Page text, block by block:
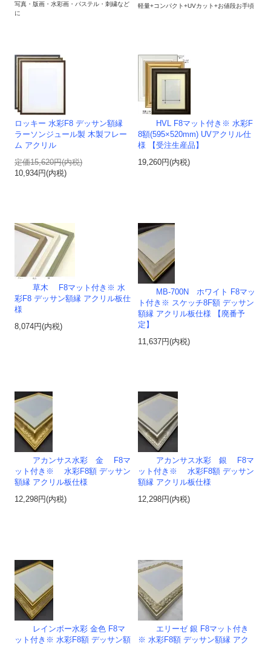
写真・版画・水彩画・パステル・刺繍など
に
軽量+コンパクト+UVカット+お値段お手頃
ロッキー 水彩F8 デッサン額縁
ラーソンジュール製 木製フレー
ム アクリル
定価15,620円(内税)
10,934円(内税)
HVL F8マット付き※ 水彩F
8額(595×520mm) UVアクリル仕
様 【受注生産品】
19,260円(内税)
草木 F8マット付き※ 水
彩F8 デッサン額縁 アクリル板仕
様
8,074円(内税)
MB-700N ホワイト F8マッ
ト付き※ スケッチ8F額 デッサン
額縁 アクリル板仕様 【廃番予
定】
11,637円(内税)
アカンサス水彩 金 F8マ
ット付き※ 水彩F8額 デッサン
額縁 アクリル板仕様
12,298円(内税)
アカンサス水彩 銀 F8マ
ット付き※ 水彩F8額 デッサン
額縁 アクリル板仕様
12,298円(内税)
レインボー水彩 金色 F8マ
ット付き※ 水彩F8額 デッサン額
エリーゼ 銀 F8マット付き
※ 水彩F8額 デッサン額縁 アク